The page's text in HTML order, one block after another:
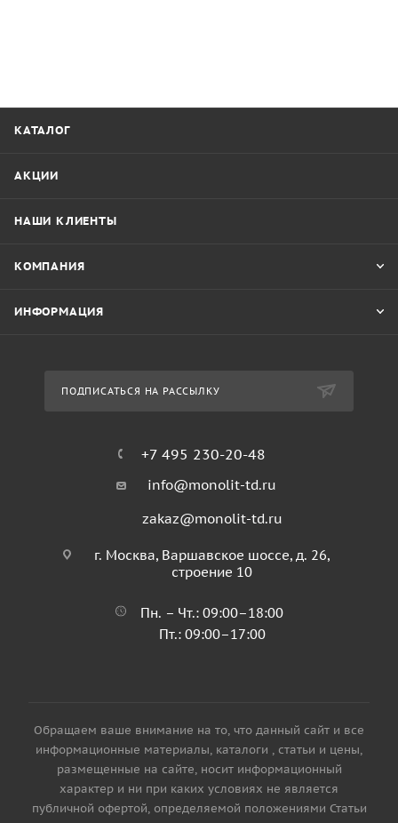
КАТАЛОГ
АКЦИИ
НАШИ КЛИЕНТЫ
КОМПАНИЯ
ИНФОРМАЦИЯ
ПОДПИСАТЬСЯ НА РАССЫЛКУ
+7 495 230-20-48
info@monolit-td.ru
zakaz@monolit-td.ru
г. Москва, Варшавское шоссе, д. 26,
строение 10
Пн. – Чт.: 09:00–18:00
Пт.: 09:00–17:00
Обращаем ваше внимание на то, что данный сайт и все
информационные материалы, каталоги , статьи и цены,
размещенные на сайте, носит информационный
характер и ни при каких условиях не является
публичной офертой, определяемой положениями Статьи